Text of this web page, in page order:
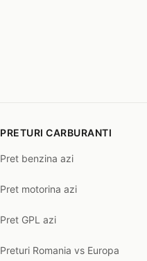
PRETURI CARBURANTI
Pret benzina azi
Pret motorina azi
Pret GPL azi
Preturi Romania vs Europa